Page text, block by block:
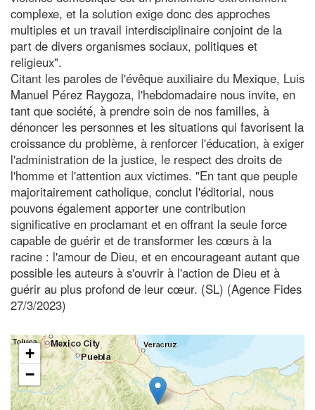
complexe, et la solution exige donc des approches
multiples et un travail interdisciplinaire conjoint de la
part de divers organismes sociaux, politiques et
religieux".
Citant les paroles de l'évêque auxiliaire du Mexique, Luis
Manuel Pérez Raygoza, l'hebdomadaire nous invite, en
tant que société, à prendre soin de nos familles, à
dénoncer les personnes et les situations qui favorisent la
croissance du problème, à renforcer l'éducation, à exiger
l'administration de la justice, le respect des droits de
l'homme et l'attention aux victimes. "En tant que peuple
majoritairement catholique, conclut l'éditorial, nous
pouvons également apporter une contribution
significative en proclamant et en offrant la seule force
capable de guérir et de transformer les cœurs à la
racine : l'amour de Dieu, et en encourageant autant que
possible les auteurs à s'ouvrir à l'action de Dieu et à
guérir au plus profond de leur cœur. (SL) (Agence Fides
27/3/2023)
+
−